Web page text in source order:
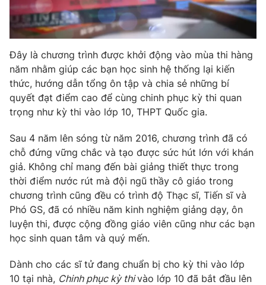
Video Shorts video
VTV Money VTV Thể thao
VTV Sức khoẻ Bất động sản
Thị trường 24h
VTV4 Vươn mình bằng AI
VTV9 VTV8
Liên hệ tòa soạn English
Đây là chương trình được khởi động vào mùa thi hàng
năm nhằm giúp các bạn học sinh hệ thống lại kiến
thức, hướng dẫn tổng ôn tập và chia sẻ những bí
quyết đạt điểm cao để cùng chinh phục kỳ thi quan
trọng như kỳ thi vào lớp 10, THPT Quốc gia.
Sau 4 năm lên sóng từ năm 2016, chương trình đã có
chỗ đứng vững chắc và tạo được sức hút lớn với khán
giả. Không chỉ mang đến bài giảng thiết thực trong
thời điểm nước rút mà đội ngũ thầy cô giáo trong
chương trình cũng đều có trình độ Thạc sĩ, Tiến sĩ và
Phó GS, đã có nhiều năm kinh nghiệm giảng dạy, ôn
luyện thi, được cộng đồng giáo viên cũng như các bạn
học sinh quan tâm và quý mến.
Dành cho các sĩ tử đang chuẩn bị cho kỳ thi vào lớp
10 tại nhà, Chinh phục kỳ thivào lớp 10 đã bắt đầu lên